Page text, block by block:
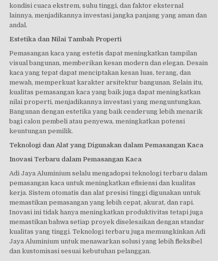
kondisi cuaca ekstrem, suhu tinggi, dan faktor eksternal
lainnya, menjadikannya investasi jangka panjang yang aman dan
andal.
Estetika dan Nilai Tambah Properti
Pemasangan kaca yang estetis dapat meningkatkan tampilan
visual bangunan, memberikan kesan modern dan elegan. Desain
kaca yang tepat dapat menciptakan kesan luas, terang, dan
mewah, memperkuat karakter arsitektur bangunan. Selain itu,
kualitas pemasangan kaca yang baik juga dapat meningkatkan
nilai properti, menjadikannya investasi yang menguntungkan.
Bangunan dengan estetika yang baik cenderung lebih menarik
bagi calon pembeli atau penyewa, meningkatkan potensi
keuntungan pemilik.
Teknologi dan Alat yang Digunakan dalam Pemasangan Kaca
Inovasi Terbaru dalam Pemasangan Kaca
Adi Jaya Aluminium selalu mengadopsi teknologi terbaru dalam
pemasangan kaca untuk meningkatkan efisiensi dan kualitas
kerja. Sistem otomatis dan alat presisi tinggi digunakan untuk
memastikan pemasangan yang lebih cepat, akurat, dan rapi.
Inovasi ini tidak hanya meningkatkan produktivitas tetapi juga
memastikan bahwa setiap proyek diselesaikan dengan standar
kualitas yang tinggi. Teknologi terbaru juga memungkinkan Adi
Jaya Aluminium untuk menawarkan solusi yang lebih fleksibel
dan kustomisasi sesuai kebutuhan pelanggan.